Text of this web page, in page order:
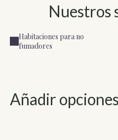
Nuestros
Habitaciones para no
fumadores
Añadir opciones